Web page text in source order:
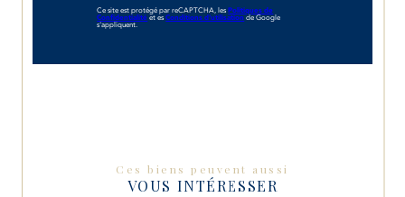
Ce site est protégé par reCAPTCHA, lesPolitiques de
Confidentialitéet esConditions d'utilisationde Google
s'appliquent.
Ces biens peuvent aussi
VOUS INTÉRESSER